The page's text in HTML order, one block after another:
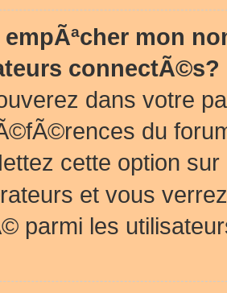
empÃªcher mon
connectÃ©s?
dans votre
du
cette option sur
et vous
parmi les